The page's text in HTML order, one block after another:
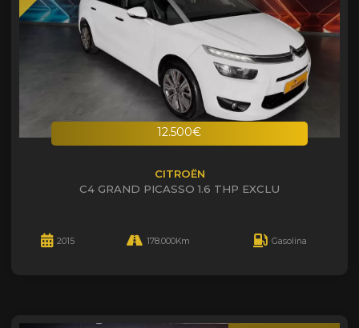
12.500€
CITROËN
C4 GRAND PICASSO 1.6 THP EXCLU
2015 178.000Km Gasolina